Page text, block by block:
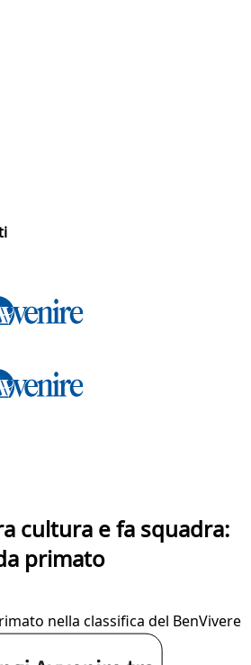
cultura e fa squadra:
primato
nella classifica del BenVivere